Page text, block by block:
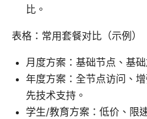
比。
表格：常用套餐对比（示例）
月度方案：基础节点、基
年度方案：全节点访问、
先技术支持。
学生/教育方案：低价、限